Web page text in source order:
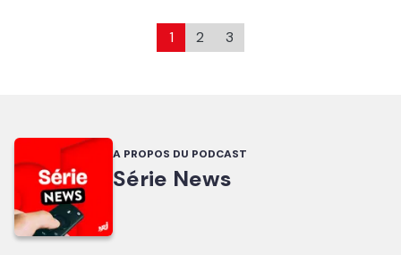
1 2 3
A PROPOS DU PODCAST
Série News